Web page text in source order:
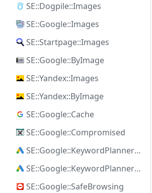
SE::Dogpile::Images
SE::Google::Images
SE::Startpage::Images
SE::Google::ByImage
SE::Yandex::Images
SE::Yandex::ByImage
SE::Google::Cache
SE::Google::Compromised
SE::Google::KeywordPlanner::Ideas
SE::Google::KeywordPlanner::SearchVolume
SE::Google::SafeBrowsing